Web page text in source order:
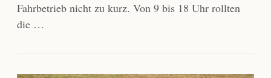
Fahrbetrieb nicht zu kurz. Von 9 bis 18 Uhr rollten
die …